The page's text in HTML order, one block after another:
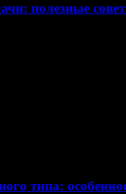
полезные
типа: